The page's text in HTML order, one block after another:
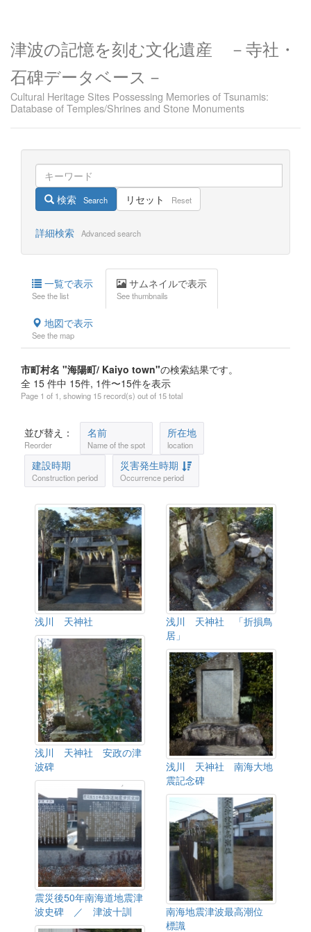
津波の記憶を刻む文化遺産 －寺社・
石碑データベース－
Cultural Heritage Sites Possessing Memories of Tsunamis:
Database of Temples/Shrines and Stone Monuments
検索 Search リセット Reset
詳細検索 Advanced search
一覧で表示
See the list
サムネイルで表示
See thumbnails
地図で表示
See the map
市町村名 "海陽町/ Kaiyo town"の検索結果です。
全 15 件中 15件, 1件〜15件を表示
Page 1 of 1, showing 15 record(s) out of 15 total
並び替え：
Reorder
名前
Name of the spot
所在地
location
建設時期
Construction period
災害発生時期
Occurrence period
浅川 天神社
浅川 天神社 「折損鳥
居」
浅川 天神社 安政の津
波碑
浅川 天神社 南海大地
震記念碑
震災後50年南海道地震津
波史碑 ／ 津波十訓
南海地震津波最高潮位
標識